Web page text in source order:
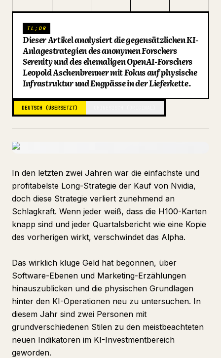
Blog
Updates
TL;DR
Dieser Artikel analysiert die gegensätzlichen KI-
Anlagestrategien des anonymen Forschers
Serenity und des ehemaligen OpenAI-Forschers
Leopold Aschenbrenner mit Fokus auf physische
Infrastruktur und Engpässe in der Lieferkette.
DEUTSCH (ÜBERSETZT)
In den letzten zwei Jahren war die einfachste und
profitabelste Long-Strategie der Kauf von Nvidia,
doch diese Strategie verliert zunehmend an
Schlagkraft. Wenn jeder weiß, dass die H100-Karten
knapp sind und jeder Quartalsbericht wie eine Kopie
des vorherigen wirkt, verschwindet das Alpha.
Das wirklich kluge Geld hat begonnen, über
Software-Ebenen und Marketing-Erzählungen
hinauszublicken und die physischen Grundlagen
hinter den KI-Operationen neu zu untersuchen. In
diesem Jahr sind zwei Personen mit
grundverschiedenen Stilen zu den meistbeachteten
neuen Indikatoren im KI-Investmentbereich
geworden.